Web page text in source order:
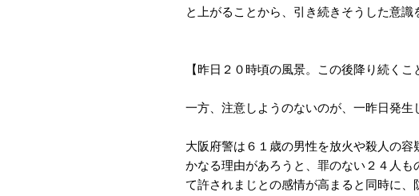
と上がることから、引き続きそうした意識
【昨日２０時頃の風景。この後降り続くこ
一方、注意しようのないのが、一昨日発生
大阪府警は６１歳の男性を放火や殺人の
かなる理由があろうと、罪のない２４人
て許されまじとの感情が高まると同時に